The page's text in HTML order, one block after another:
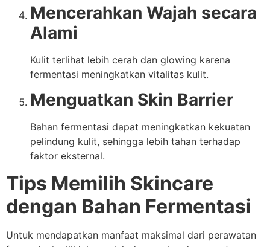
Mencerahkan Wajah secara
Alami
Kulit terlihat lebih cerah dan glowing karena
fermentasi meningkatkan vitalitas kulit.
Menguatkan Skin Barrier
Bahan fermentasi dapat meningkatkan kekuatan
pelindung kulit, sehingga lebih tahan terhadap
faktor eksternal.
Tips Memilih Skincare
dengan Bahan Fermentasi
Untuk mendapatkan manfaat maksimal dari perawatan